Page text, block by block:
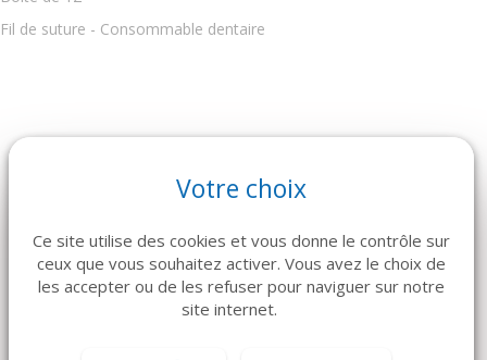
Fil de suture - Consommable dentaire
ARTICLES CONNEXES
produits plébiscités par nos clients
Votre choix
Ce site utilise des cookies et vous donne le contrôle sur
ceux que vous souhaitez activer. Vous avez le choix de
les accepter ou de les refuser pour naviguer sur notre
site internet.